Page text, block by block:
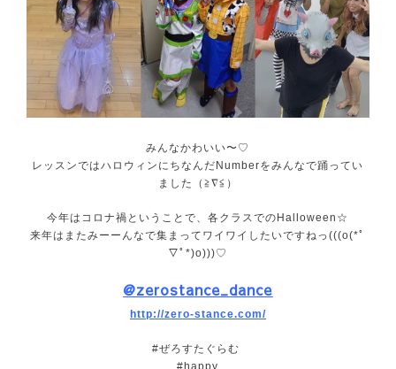
みんなかわいい〜♡
レッスンではハロウィンにちなんだNumberをみんなで踊ってい
ました（≧∇≦）
今年はコロナ禍ということで、各クラスでのHalloween☆
来年はまたみーーんなで集まってワイワイしたいですねっ(((o(*ﾟ
▽ﾟ*)o)))♡
@zerostance_dance
http://zero-stance.com/
#ぜろすたぐらむ
#happy